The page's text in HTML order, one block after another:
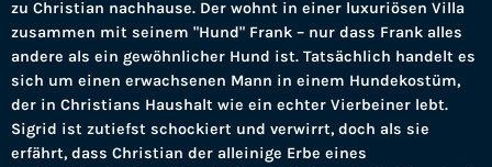
zu Christian nachhause. Der wohnt in einer luxuriösen Villa
zusammen mit seinem "Hund" Frank – nur dass Frank alles
andere als ein gewöhnlicher Hund ist. Tatsächlich handelt es
sich um einen erwachsenen Mann in einem Hundekostüm,
der in Christians Haushalt wie ein echter Vierbeiner lebt.
Sigrid ist zutiefst schockiert und verwirrt, doch als sie
erfährt, dass Christian der alleinige Erbe eines